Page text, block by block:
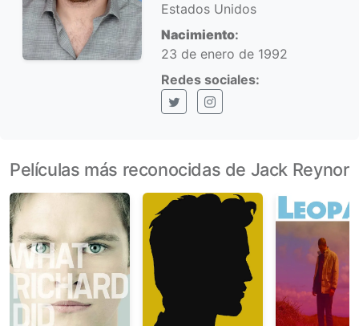
Estados Unidos
Nacimiento:
23 de enero de 1992
Redes sociales:
X (Twitter)Instagram
Películas más reconocidas de Jack Reynor